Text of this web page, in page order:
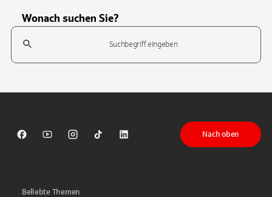
Wonach suchen Sie?
Suchfeld
Sparkasse auf Facebook
Sparkasse auf Youtube
Sparkasse auf Instagram
Sparkasse auf TikTok
Sparkasse auf LinkedIn
Nach oben
Beliebte Themen